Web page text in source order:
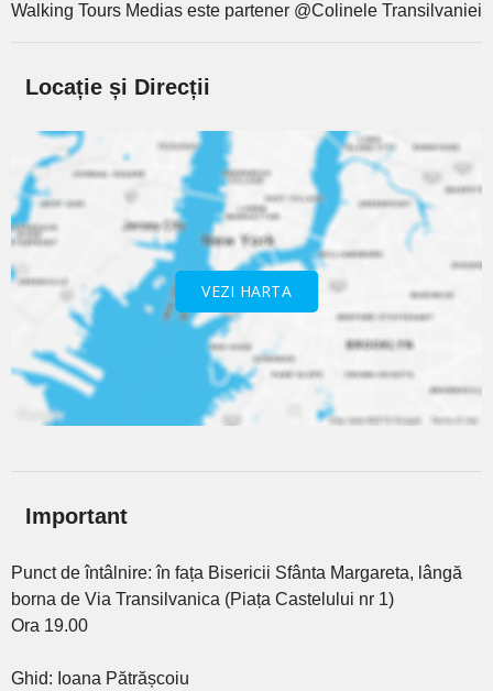
Walking Tours Medias este partener @Colinele Transilvaniei
Locație și Direcții
VEZI HARTA
Important
Punct de întâlnire: în fața Bisericii Sfânta Margareta, lângă
borna de Via Transilvanica (Piața Castelului nr 1)
Ora 19.00
Ghid: Ioana Pătrășcoiu